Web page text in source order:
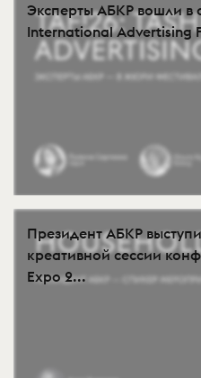
Эксперты АБКР вошли в
International Advertising
Президент АБКР
креативной сессии
Expo 2...